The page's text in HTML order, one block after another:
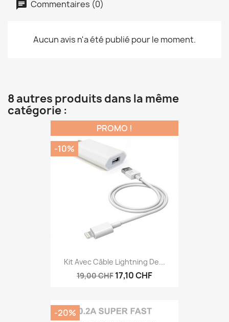
Commentaires (0)
Aucun avis n'a été publié pour le moment.
8 autres produits dans la même
catégorie :
Kit Avec Câble Lightning De...
19,00 CHF 17,10 CHF
PROMO !
-10%
-20%